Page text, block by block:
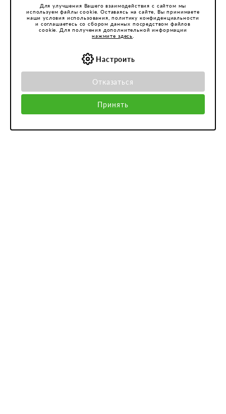
Для улучшения Вашего взаимодействия с сайтом мы
используем файлы cookie. Оставаясь на сайте, Вы принимаете
наши условия использования, политику конфиденциальности
и соглашаетесь со сбором данных посредством файлов
cookie. Для получения дополнительной информации
нажмите здесь
Настроить
Отказаться
Принять